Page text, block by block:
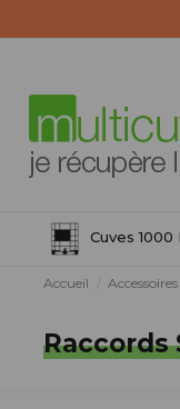
Cuves 1000
Accueil
Raccords